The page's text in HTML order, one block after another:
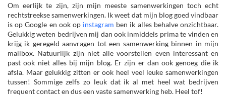
Om eerlijk te zijn, zijn mijn meeste samenwerkingen toch echt
rechtstreekse samenwerkingen. Ik weet dat mijn blog goed vindbaar
is op Google en ook op instagram ben ik alles behalve onzichtbaar.
Gelukkig weten bedrijven mij dan ook inmiddels prima te vinden en
krijg ik geregeld aanvragen tot een samenwerking binnen in mijn
mailbox. Natuurlijk zijn niet alle voorstellen even interessant en
past ook niet alles bij mijn blog. Er zijn er dan ook genoeg die ik
afsla. Maar gelukkig zitten er ook heel veel leuke samenwerkingen
tussen! Sommige zelfs zo leuk dat ik al met heel wat bedrijven
frequent contact en dus een vaste samenwerking heb. Heel tof!